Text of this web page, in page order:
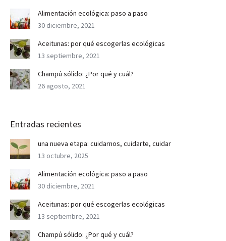
Alimentación ecológica: paso a paso
30 diciembre, 2021
Aceitunas: por qué escogerlas ecológicas
13 septiembre, 2021
Champú sólido: ¿Por qué y cuál?
26 agosto, 2021
Entradas recientes
una nueva etapa: cuidarnos, cuidarte, cuidar
13 octubre, 2025
Alimentación ecológica: paso a paso
30 diciembre, 2021
Aceitunas: por qué escogerlas ecológicas
13 septiembre, 2021
Champú sólido: ¿Por qué y cuál?